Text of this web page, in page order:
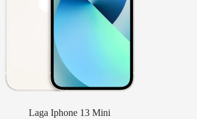
Laga Iphone 13 Mini